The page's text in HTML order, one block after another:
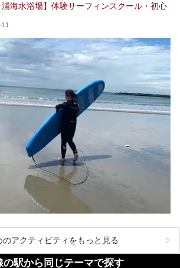
浦海水浴場】体験サーフィンスクール・初心
のアクティビティをもっと見る
の駅から同じテーマで探す